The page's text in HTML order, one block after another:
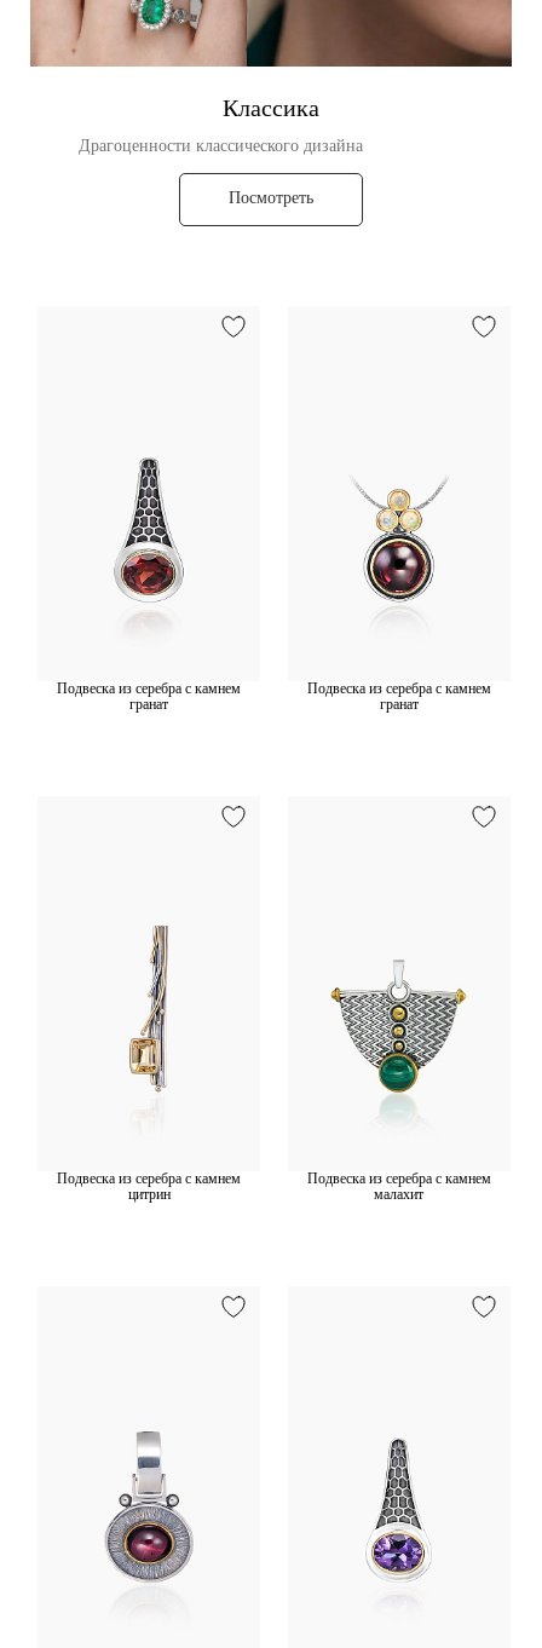
Классика
Драгоценности классического дизайна
Посмотреть
Подвеска из серебра с камнем
гранат
Подвеска из серебра с камнем
гранат
Подвеска из серебра с камнем
цитрин
Подвеска из серебра с камнем
малахит